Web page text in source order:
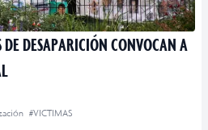
DESAPARICIÓN CONVOCAN A
#VICTIMAS